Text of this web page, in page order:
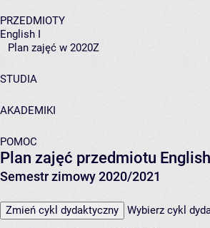
PRZEDMIOTY
English I
Plan zajęć w 2020Z
STUDIA
AKADEMIKI
POMOC
Plan zajęć przedmiotu
Semestr zimowy 2020/2021
Zmień cykl dydaktyczny Wybierz cykl